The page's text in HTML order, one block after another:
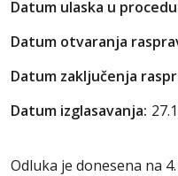
Datum ulaska u
Datum otvaranja
Datum zaključenja
Datum izglasavanja:
Odluka je donesena na